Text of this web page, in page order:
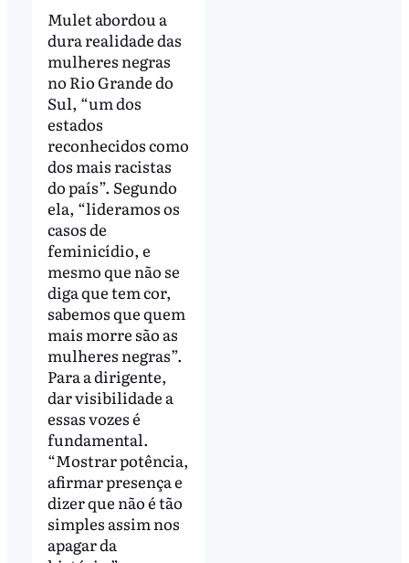
Mulet abordou a
dura realidade das
mulheres negras
no Rio Grande do
Sul, “um dos
estados
reconhecidos como
dos mais racistas
do país”. Segundo
ela, “lideramos os
casos de
feminicídio, e
mesmo que não se
diga que tem cor,
sabemos que quem
mais morre são as
mulheres negras”.
Para a dirigente,
dar visibilidade a
essas vozes é
fundamental.
“Mostrar potência,
afirmar presença e
dizer que não é tão
simples assim nos
apagar da